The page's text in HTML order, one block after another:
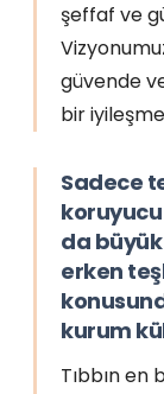
şeffaf ve
güvende
bir
Sadece
da
erken
kurum
Tıbbın en